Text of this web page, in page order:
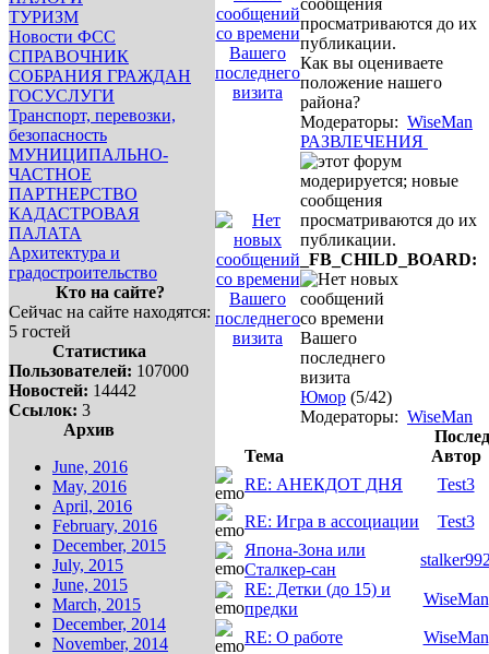
ТУРИЗМ
Новости ФСС
СПРАВОЧНИК
СОБРАНИЯ ГРАЖДАН
ГОСУСЛУГИ
Транспорт, перевозки,
безопасность
МУНИЦИПАЛЬНО-
ЧАСТНОЕ
ПАРТНЕРСТВО
КАДАСТРОВАЯ
ПАЛАТА
Архитектура и
градостроительство
Кто на сайте?
Сейчас на сайте находятся:
5 гостей
Статистика
Пользователей: 107000
Новостей: 14442
Ссылок: 3
Архив
June, 2016
May, 2016
April, 2016
February, 2016
December, 2015
July, 2015
June, 2015
March, 2015
December, 2014
November, 2014
Как вы оцениваете
положение нашего
района?
Модераторы: WiseMan
РАЗВЛЕЧЕНИЯ
_FB_CHILD_BOARD:
Юмор (5/42)
Модераторы: WiseMan
Тема
Автор
RE: АНЕКДОТ ДНЯ
Test3
RE: Игра в ассоциации
Test3
Япона-Зона или
Сталкер-сан
RE: Детки (до 15) и
предки
WiseMan
RE: О работе
WiseMan